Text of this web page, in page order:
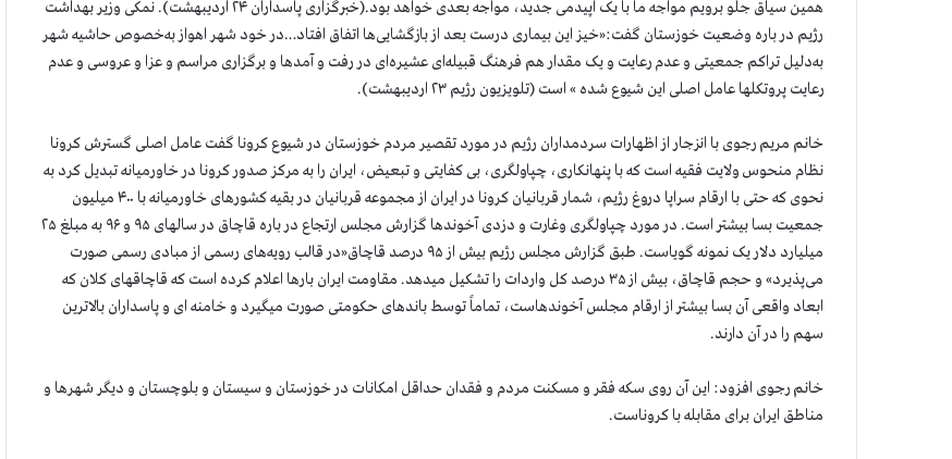
همین سیاق جلو برویم مواجه ما با یک اپیدمی جدید، مواجه بعدی خواهد بود.(خبرگزاری پاسداران ۲۴ اردیبهشت). نمکی وزیر بهداشت
رژیم در باره وضعیت خوزستان گفت:«خیز این بیماری درست بعد از بازگشایی‌ها اتفاق افتاد…در خود شهر اهواز به‌خصوص حاشیه شهر
به‌دلیل تراکم جمعیتی و عدم رعایت و یک مقدار هم فرهنگ قبیله‌ای عشیره‌ای در رفت و آمدها و برگزاری مراسم و عزا و عروسی و عدم
رعایت پروتکلها عامل اصلی این شیوع شده » است (تلویزیون رژیم ۲۳ اردیبهشت).
خانم مریم رجوی با انزجار از اظهارات سردمداران رژیم در مورد تقصیر مردم خوزستان در شیوع کرونا گفت عامل اصلی گسترش کرونا
نظام منحوس ولایت فقیه است که با پنهانکاری، چپاولگری، بی کفایتی و تبعیض، ایران را به مرکز صدور کرونا در خاورمیانه تبدیل کرد به
نحوی که حتی با ارقام سراپا دروغ رژیم، شمار قربانیان کرونا در ایران از مجموعه قربانیان در بقیه کشورهای خاورمیانه با ۴۰۰ میلیون
جمعیت بسا بیشتر است. در مورد چپاولگری وغارت و دزدی آخوندها گزارش مجلس ارتجاع در باره قاچاق در سالهای ۹۵ و ۹۶ به مبلغ ۲۵
میلیارد دلار یک نمونه گویاست. طبق گزارش مجلس رژیم بیش از ۹۵ درصد قاچاق«در قالب رویه‌های رسمی از مبادی رسمی صورت
می‌پذیرد» و حجم قاچاق، بیش از ۳۵ درصد کل واردات را تشکیل میدهد. مقاومت ایران بارها اعلام کرده است که قاچاقهای کلان که
ابعاد واقعی آن بسا بیشتر از ارقام مجلس آخوندهاست، تماماً توسط باندهای حکومتی صورت میگیرد و خامنه ای و پاسداران بالاترین
سهم را در آن دارند.
خانم رجوی افزود: این آن روی سکه فقر و مسکنت مردم و فقدان حداقل امکانات در خوزستان و سیستان و بلوچستان و دیگر شهرها و
مناطق ایران برای مقابله با کروناست.